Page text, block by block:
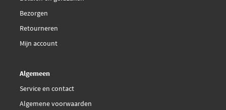
SPJ 2SC0125
Topran 111 366
Triscan 8855 29102
Bezorgen
Retourneren
Mijn account
Algemeen
Service en contact
Algemene voorwaarden